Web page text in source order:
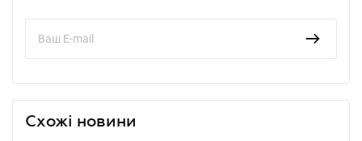
Схожі новини